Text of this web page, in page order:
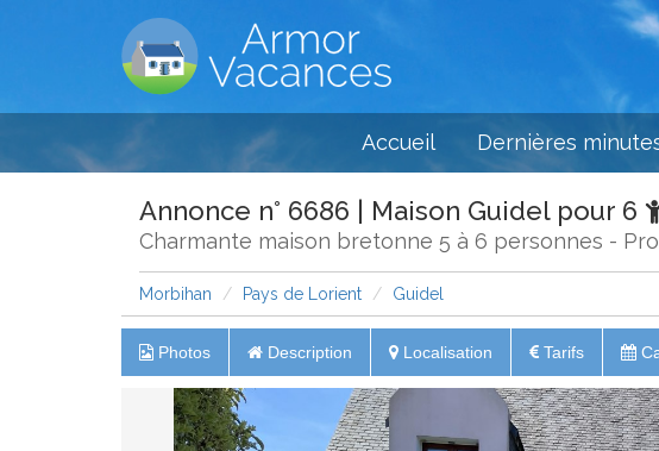
Accueil Dernières
Annonce n° 6686 | Maison Guidel pour 6
Charmante maison bretonne 5 à 6 personnes -
Morbihan Pays de Lorient Guidel
Photos Description Localisation Tarifs